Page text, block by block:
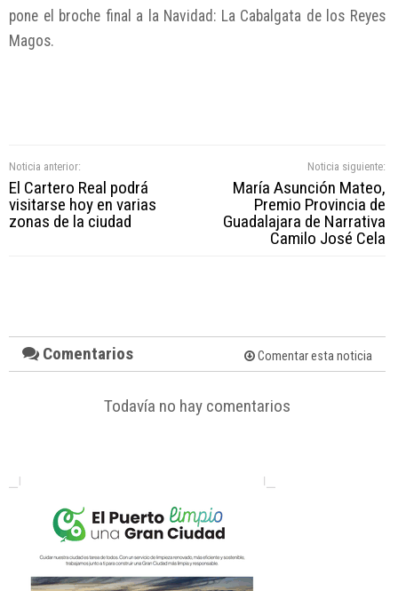
pone el broche final a la Navidad: La Cabalgata de los Reyes
Magos.
Noticia anterior:
El Cartero Real podrá
visitarse hoy en varias
zonas de la ciudad
Noticia siguiente:
María Asunción Mateo,
Premio Provincia de
Guadalajara de Narrativa
Camilo José Cela
Comentarios Comentar esta noticia
Todavía no hay comentarios